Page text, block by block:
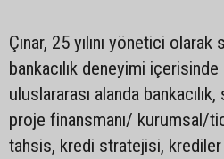
Çınar, 25 yılını yönetici olarak
bankacılık deneyimi içerisinde
uluslararası alanda
proje finansmanı/ kurumsal/
tahsis, kredi stratejisi,